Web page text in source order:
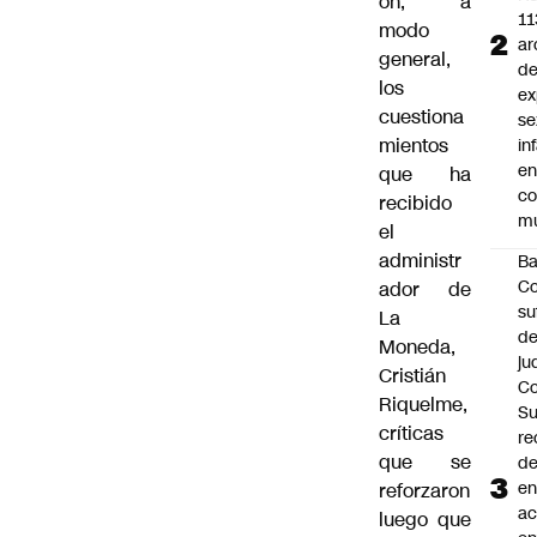
modo
general,
los
cuestiona
mientos
que ha
recibido
el
administr
ador de
La
Moneda,
Cristián
Riquelme,
críticas
que se
reforzaron
luego que
de
en